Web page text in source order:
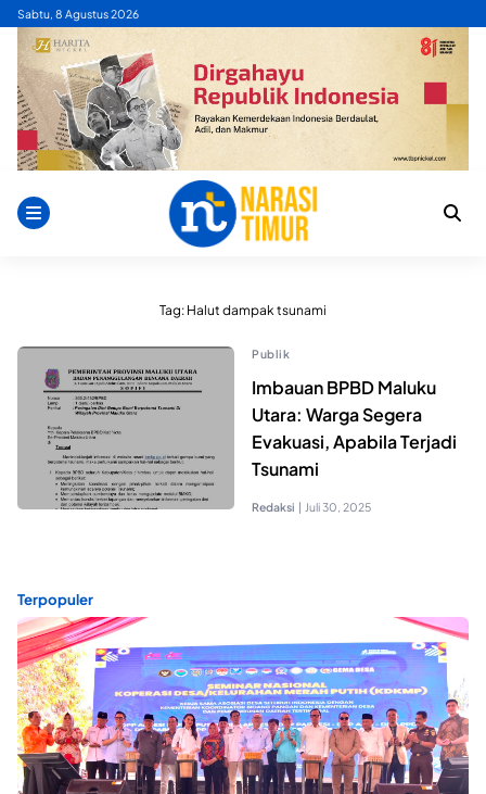
Skip
content
Sabtu, 8 Agustus 2026
Tag: Halut dampak tsunami
Publik
Imbauan BPBD Maluku
Utara: Warga Segera
Evakuasi, Apabila Terjadi
Tsunami
Redaksi | Juli 30, 2025
Terpopuler